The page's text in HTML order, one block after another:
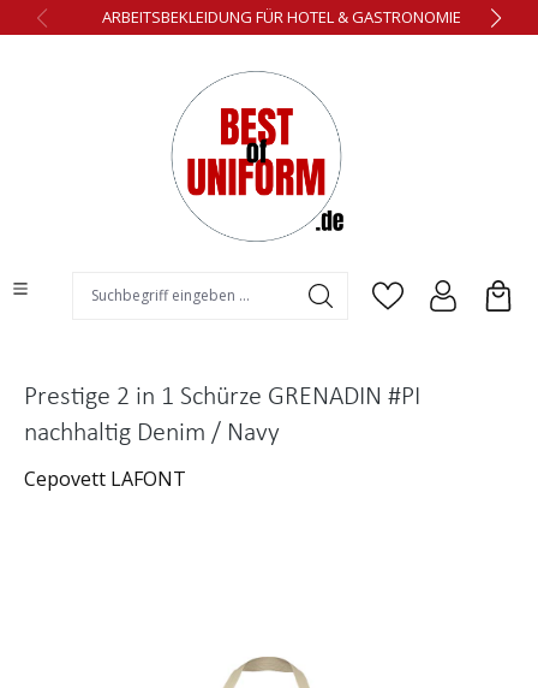
springenARBEITSBEKLEIDUNG FÜR HOTEL & GASTRONOMIE
Prestige 2 in 1 Schürze GRENADIN #PI
nachhaltig Denim / Navy
Cepovett LAFONT